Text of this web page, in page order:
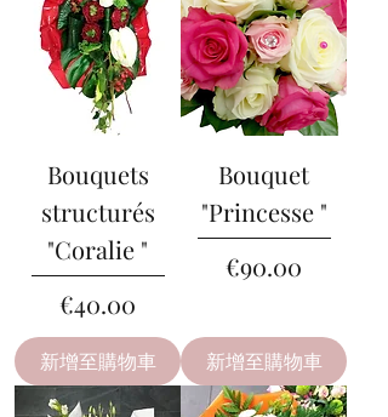
Bouquets
structurés
"Coralie "
價格
€40.00
新增至購物車
Bouquet
"Princesse "
價格
€90.00
新增至購物車